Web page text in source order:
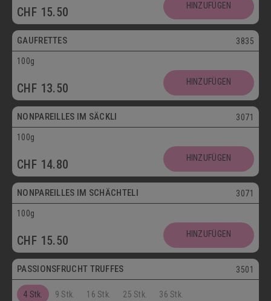
CHF 15.50 HINZUFÜGEN
Postversand
GAUFRETTES 3835
100g
CHF 13.50 HINZUFÜGEN
Postversand
NONPAREILLES IM SÄCKLI 3071
100g
CHF 14.80 HINZUFÜGEN
Postversand
NONPAREILLES IM SCHÄCHTELI 3071
100g
CHF 15.50 HINZUFÜGEN
Postversand
PASSIONSFRUCHT TRUFFES 3501
4 Stk. 9 Stk. 16 Stk. 25 Stk. 36 Stk.